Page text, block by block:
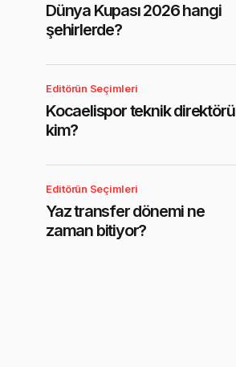
Dünya Kupası 2026 hangi
şehirlerde?
Editörün Seçimleri
Kocaelispor teknik direktörü
kim?
Editörün Seçimleri
Yaz transfer dönemi ne
zaman bitiyor?